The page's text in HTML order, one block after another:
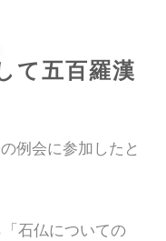
て五百羅漢
例会に参加したと
石仏についての